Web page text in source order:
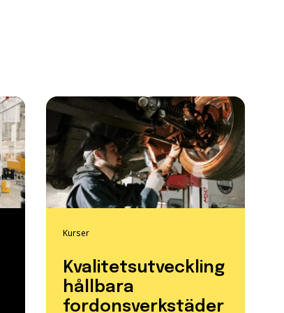
Kurser
Kvalitetsutveckling
hållbara
fordonsverkstäder